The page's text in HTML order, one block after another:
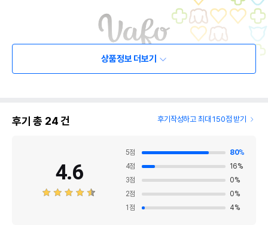
상품정보 더보기
후기 총 24건 후기작성하고 최대 150점 받기
4.6
5점 80%
4점 16%
3점 0%
2점 0%
1 점 4%